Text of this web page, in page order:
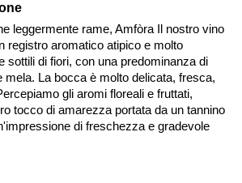
leggermente rame, Amfòra Il nostro vino
registro aromatico atipico e molto
sottili di fiori, con una predominanza di
mela. La bocca è molto delicata, fresca,
gli aromi floreali e fruttati,
tocco di amarezza portata da un tannino
di freschezza e gradevole